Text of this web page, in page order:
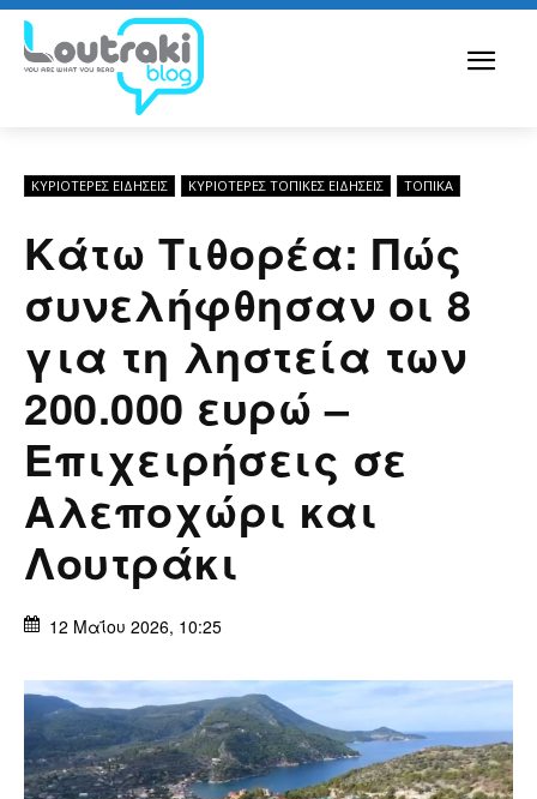
ΚΥΡΙΌΤΕΡΕΣ ΕΙΔΉΣΕΙΣ ΚΥΡΙΌΤΕΡΕΣ ΤΟΠΙΚΈΣ ΕΙΔΉΣΕΙΣ ΤΟΠΙΚΑ
Κάτω Τιθορέα: Πώς
συνελήφθησαν οι 8
για τη ληστεία των
200.000 ευρώ –
Επιχειρήσεις σε
Αλεποχώρι και
Λουτράκι
12 Μαΐου 2026, 10:25